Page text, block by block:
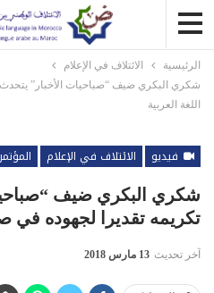
الرئيسية
الائتلاف في الإعلام
شكري البكري ضيف “صباحيات الأخبار”
اللغة العربية
فيديو الائتلاف في الإعلام
شكري البكري ضيف
تكريمه تقديرا لجهوده في
آخر تحديث 13 مارس 2018